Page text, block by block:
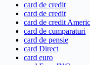
card de credit
card de credit
card de credit
card de cumparaturi
card de pensie
card Direct
card euro